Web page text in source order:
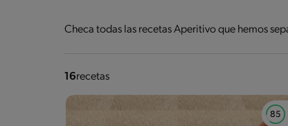
Checa todas las recetas Aperitivo que hemos
16recetas